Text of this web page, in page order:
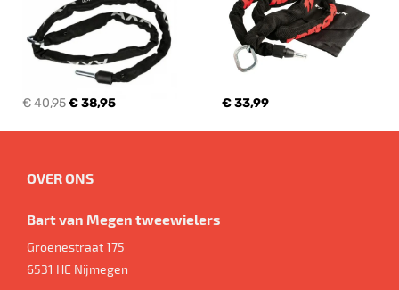
€ 40,95€ 38,95 € 33,99
OVER ONS
Bart van Megen tweewielers
Groenestraat 175
6531 HE Nijmegen